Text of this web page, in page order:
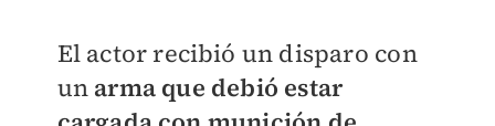
El actor recibió un disparo con
unarma que debió estar